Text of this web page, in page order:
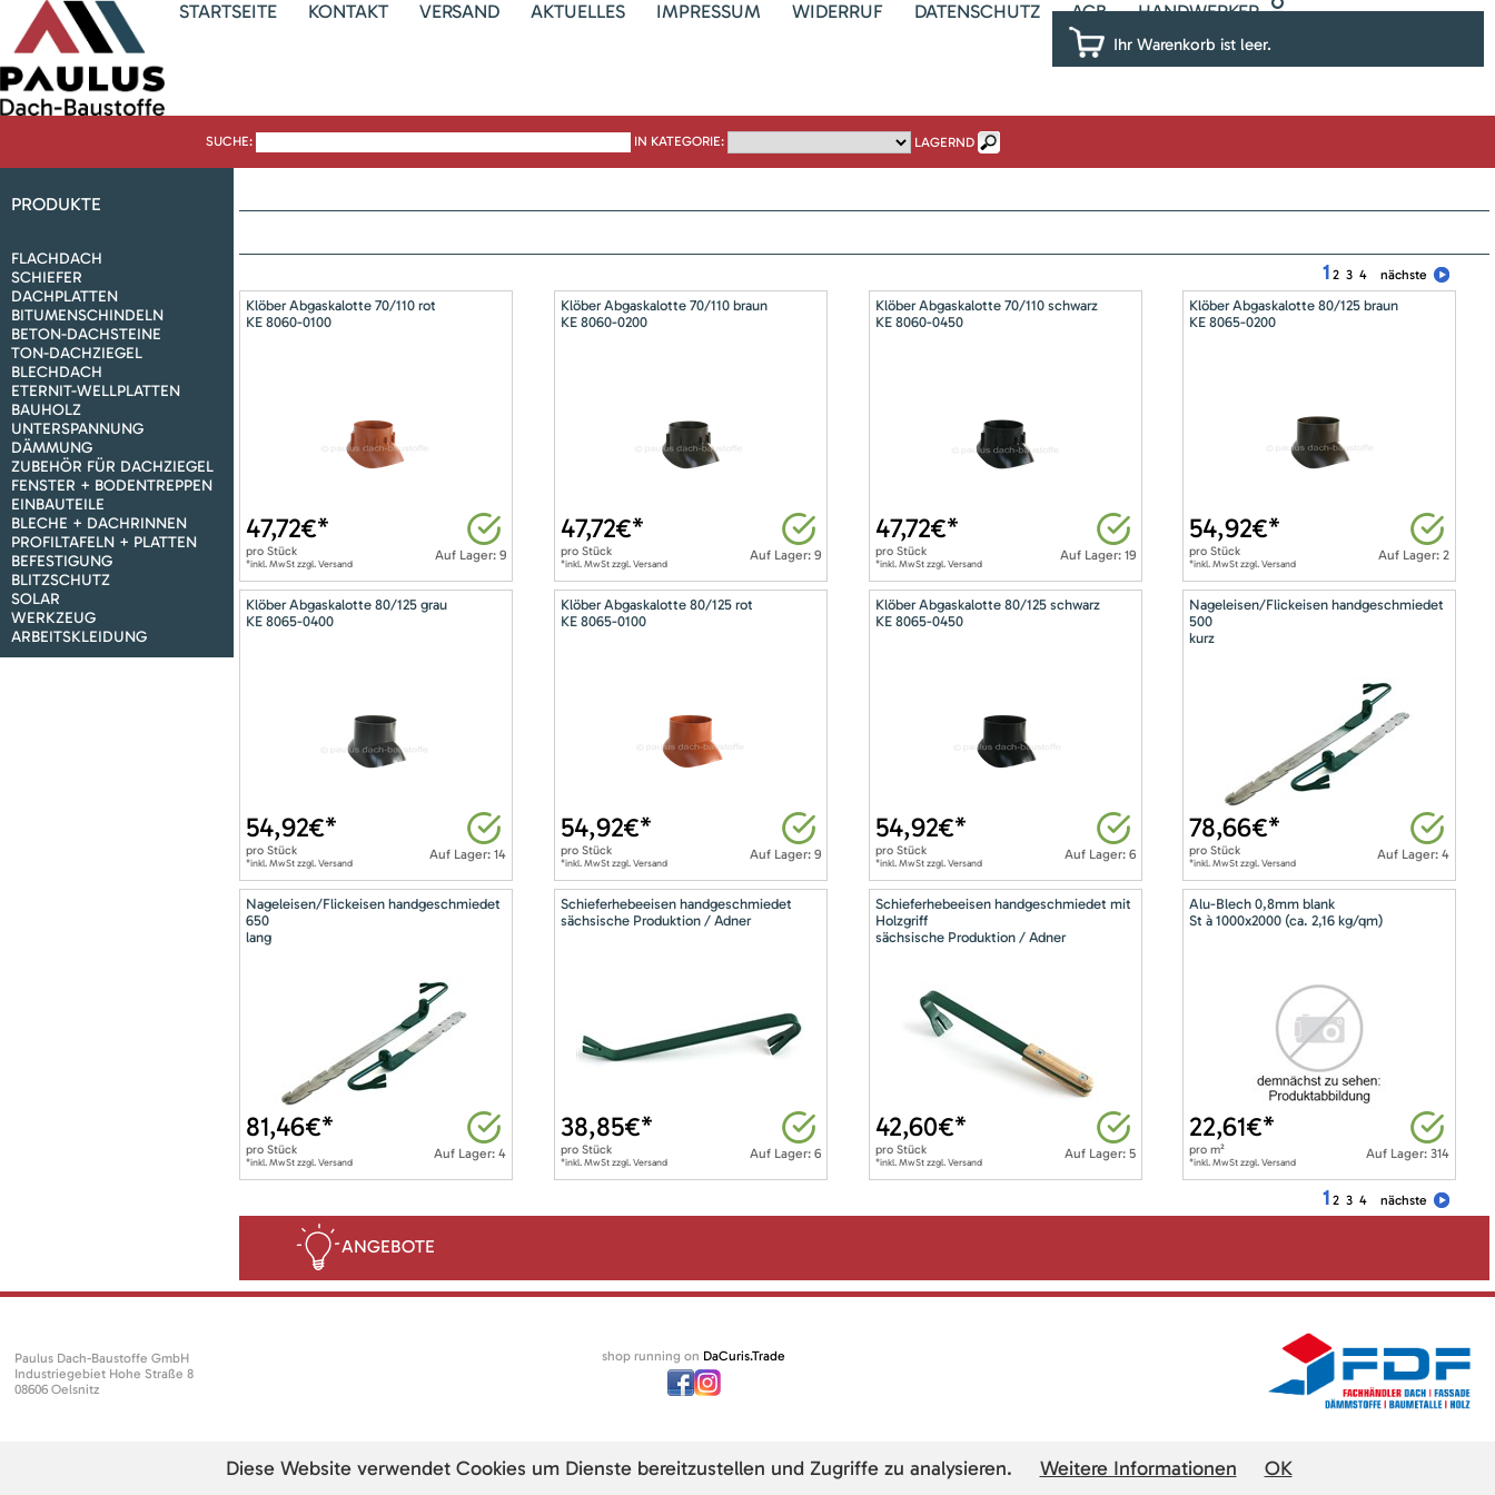
STARTSEITE KONTAKT VERSAND AKTUELLES IMPRESSUM WIDERRUF DATENSCHUTZ AGB HANDWERKER
Ihr Warenkorb ist leer.
SUCHE: IN KATEGORIE: LAGERND
PRODUKTE
FLACHDACH
SCHIEFER
DACHPLATTEN
BITUMENSCHINDELN
BETON-DACHSTEINE
TON-DACHZIEGEL
BLECHDACH
ETERNIT-WELLPLATTEN
BAUHOLZ
UNTERSPANNUNG
DÄMMUNG
ZUBEHÖR FÜR DACHZIEGEL
FENSTER + BODENTREPPEN
EINBAUTEILE
BLECHE + DACHRINNEN
PROFILTAFELN + PLATTEN
BEFESTIGUNG
BLITZSCHUTZ
SOLAR
WERKZEUG
ARBEITSKLEIDUNG
1 2 3 4 nächste
Klöber Abgaskalotte 70/110 rot
KE 8060-0100
Auf Lager: 9
47,72€*
pro Stück
*inkl. MwSt zzgl. Versand
Klöber Abgaskalotte 70/110 braun
KE 8060-0200
Auf Lager: 9
47,72€*
pro Stück
*inkl. MwSt zzgl. Versand
Klöber Abgaskalotte 70/110 schwarz
KE 8060-0450
Auf Lager: 19
47,72€*
pro Stück
*inkl. MwSt zzgl. Versand
Klöber Abgaskalotte 80/125 braun
KE 8065-0200
Auf Lager: 2
54,92€*
proStück
*inkl. MwSt zzgl. Versand
Klöber Abgaskalotte 80/125 grau
KE 8065-0400
Auf Lager: 14
54,92€*
pro Stück
*inkl. MwSt zzgl. Versand
Klöber Abgaskalotte 80/125 rot
KE 8065-0100
Auf Lager: 9
54,92€*
pro Stück
*inkl. MwSt zzgl. Versand
Klöber Abgaskalotte 80/125 schwarz
KE 8065-0450
Auf Lager: 6
54,92€*
pro Stück
*inkl. MwSt zzgl. Versand
Nageleisen/Flickeisen handgeschmiedet
500
kurz
Auf Lager: 4
78,66€*
proStück
*inkl. MwSt zzgl. Versand
Nageleisen/Flickeisen handgeschmiedet
650
lang
Auf Lager: 4
81,46€*
pro Stück
*inkl. MwSt zzgl. Versand
Schieferhebeeisen handgeschmiedet
sächsische Produktion / Adner
Auf Lager: 6
38,85€*
pro Stück
*inkl. MwSt zzgl. Versand
Schieferhebeeisen handgeschmiedet mit
Holzgriff
sächsische Produktion / Adner
Auf Lager: 5
42,60€*
pro Stück
*inkl. MwSt zzgl. Versand
Alu-Blech 0,8mm blank
St à 1000x2000 (ca. 2,16 kg/qm)
Auf Lager: 314
22,61€*
prom²
*inkl. MwSt zzgl. Versand
1 2 3 4 nächste
ANGEBOTE
Paulus Dach-Baustoffe GmbH
Industriegebiet Hohe Straße 8
08606 Oelsnitz
shop running on DaCuris.Trade
Diese Website verwendet Cookies um Dienste bereitzustellen und Zugriffe zu analysieren. Weitere Informationen OK